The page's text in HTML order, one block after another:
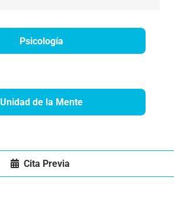
Psicología
Unidad de la Mente
Cita Previa